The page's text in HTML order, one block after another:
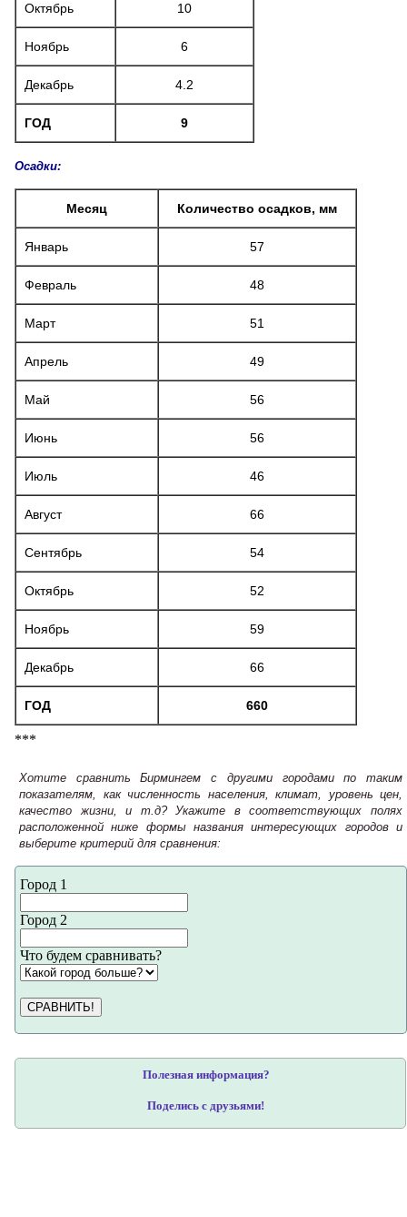
Октябрь 10
Ноябрь 6
Декабрь 4.2
ГОД 9
Осадки:
Месяц Количество осадков, мм
Январь 57
Февраль 48
Март 51
Апрель 49
Май 56
Июнь 56
Июль 46
Август 66
Сентябрь 54
Октябрь 52
Ноябрь 59
Декабрь 66
ГОД 660
***
Хотите сравнить Бирмингем с другими городами по таким
показателям, как численность населения, климат, уровень цен,
качество жизни, и т.д? Укажите в соответствующих полях
расположенной ниже формы названия интересующих городов и
выберите критерий для сравнения:
Город 1
Город 2
Что будем сравнивать?
СРАВНИТЬ!
Полезная информация?
Поделись с друзьями!